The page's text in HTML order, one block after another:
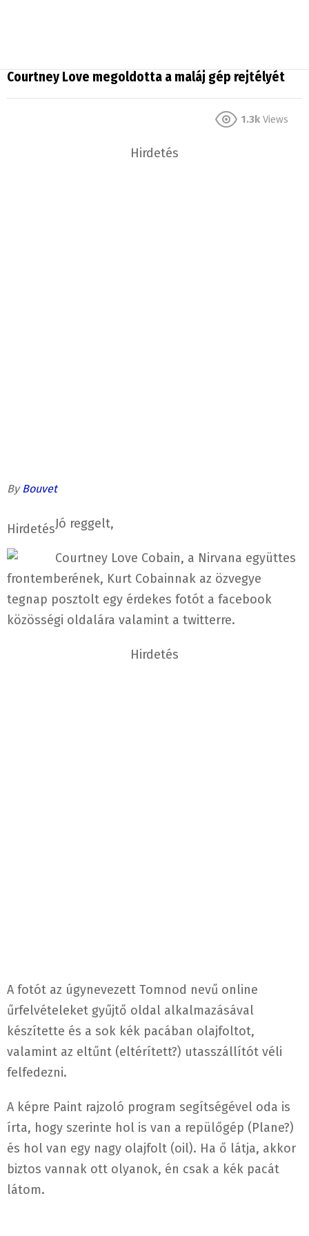
Courtney Love megoldotta a maláj gép rejtélyét
1.3k Views
Hirdetés
ByBouvet
HirdetésJó reggelt,
Courtney Love Cobain, a Nirvana együttes
frontemberének, Kurt Cobainnak az özvegye
tegnap posztolt egy érdekes fotót a facebook
közösségi oldalára valamint a twitterre.
Hirdetés
A fotót az úgynevezett Tomnod nevű online
űrfelvételeket gyűjtő oldal alkalmazásával
készítette és a sok kék pacában olajfoltot,
valamint az eltűnt (eltérített?) utasszállítót véli
felfedezni.
A képre Paint rajzoló program segítségével oda is
írta, hogy szerinte hol is van a repülőgép (Plane?)
és hol van egy nagy olajfolt (oil). Ha ő látja, akkor
biztos vannak ott olyanok, én csak a kék pacát
látom.